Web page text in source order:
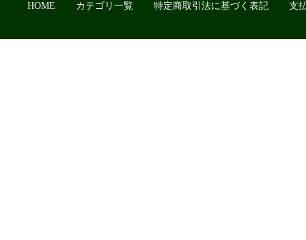
HOME カテゴリ一覧 特定商取引法に基づく表記 支